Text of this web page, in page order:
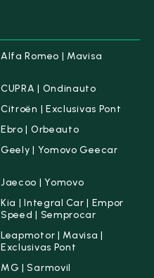
Alfa Romeo | Mavisa
CUPRA | Ondinauto
Citroën | Exclusivas Pont
Ebro | Orbeauto
Geely | Yomovo Geecar
Jaecoo | Yomovo
Kia | Integral Car | Empor
Speed | Semprocar
Leapmotor | Mavisa |
Exclusivas Pont
MG | Sarmovil